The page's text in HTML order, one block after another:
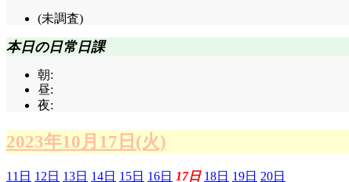
(未調査)
本日の日常日課
朝:
昼:
夜:
2023年10月17日(火)
11日 12日 13日 14日 15日 16日 17日 18日 19日 20日